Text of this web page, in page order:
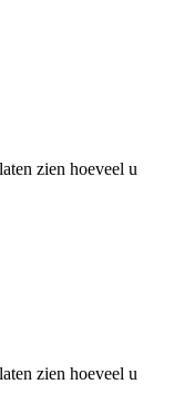
zien hoeveel u
zien hoeveel u